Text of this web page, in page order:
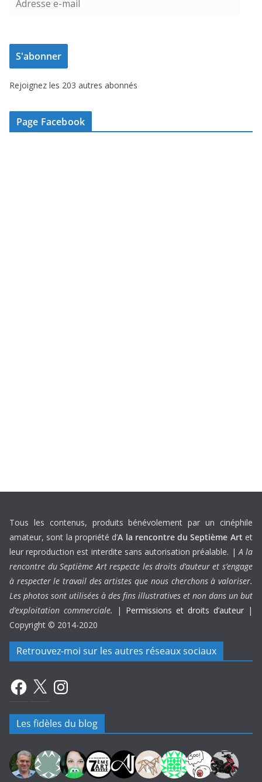
e
s
e
-
m
S'abonner
Rejoignez les 203 autres abonnés
Page Facebook
Tous les contenus, produits bénévolement par un cinéphile
amateur, sont la propriété d’A la rencontre du Septième Art et
leur reproduction est interdite sans autorisation préalable. |A la
rencontre du Septième Art respecte les droits d’auteur et s’engage
à respecter le travail des artistes que nous cherchons à valoriser.
Les photos sont utilisées à des fins illustratives et non dans un but
d’exploitation commerciale.
| Permissions et droits d’auteur |
Copyright © 2014-2020
Retrouvez-moi sur les autres réseaux sociaux
Facebook
X Instagram
Les fidèles du blog